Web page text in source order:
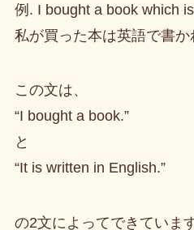
例. I bought a book which
私が買った本は英語で書か
この文は、
“I bought a book.”
と
“It is written in English.”
の2文によってできていま